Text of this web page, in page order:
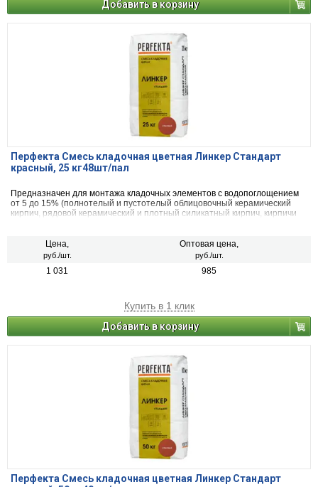
Добавить в корзину
Перфекта Смесь кладочная цветная Линкер Стандарт
красный, 25 кг48шт/пал
Предназначен для монтажа кладочных элементов с водопоглощением
от 5 до 15% (полнотелый и пустотелый облицовочный керамический
кирпич, рядовой керамический и плотный силикатный кирпич, кирпичи
Цена,
руб./шт.
Оптовая цена,
руб./шт.
1 031 985
Купить в 1 клик
Добавить в корзину
Перфекта Смесь кладочная цветная Линкер Стандарт